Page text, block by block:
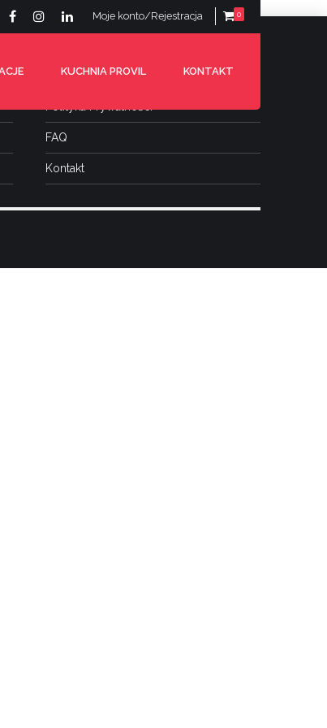
Moje konto/Rejestracja 0
KUCHNIA PROVIL KONTAKT
Regulamin
FAQ
Kontakt